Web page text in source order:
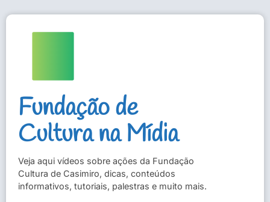
Fundação de
Cultura na Mídia
Veja aqui vídeos sobre ações da Fundação
Cultura de Casimiro, dicas, conteúdos
informativos, tutoriais, palestras e muito mais.